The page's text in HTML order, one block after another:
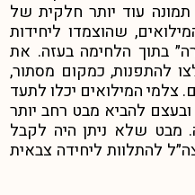
תמונה עוד יותר חלקית של
שהוצמדו ליחידות
בתוך הלחימה בעזה. את
להתפנות, כמקום מסתור,
צלמי המילואים יכלו לתעד
להביא מבט רחב יותר
מבט שלא ניתן היה לקבל
להתלוות ליחידה צבאית